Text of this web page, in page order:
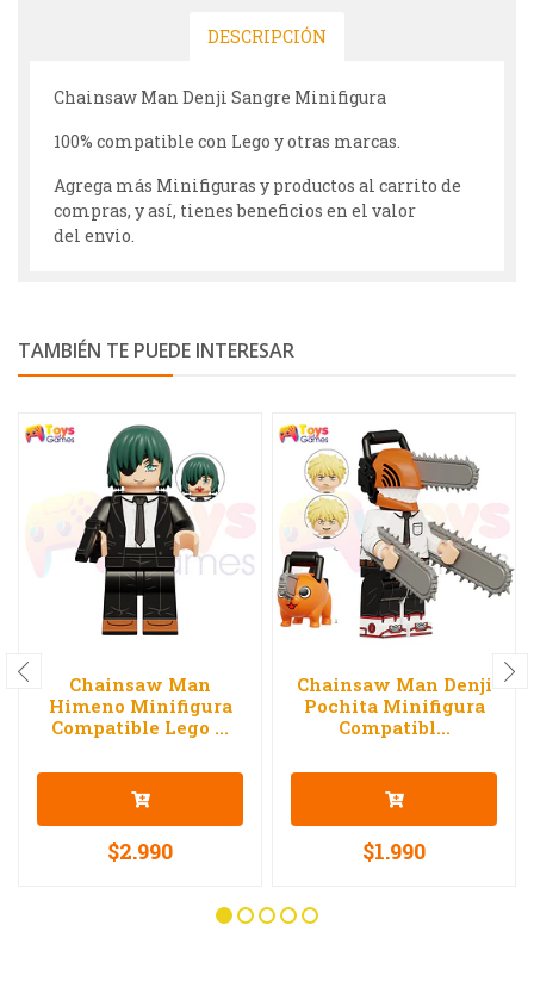
DESCRIPCIÓN
Chainsaw Man Denji Sangre Minifigura
100% compatible con Lego y otras marcas.
Agrega más Minifiguras y productos al carrito de
compras, y así, tienes beneficios en el valor
del envio.
TAMBIÉN TE PUEDE INTERESAR
Chainsaw Man
Himeno Minifigura
Compatible Lego ...
$2.990
Chainsaw Man Denji
Pochita Minifigura
Compatibl...
$1.990